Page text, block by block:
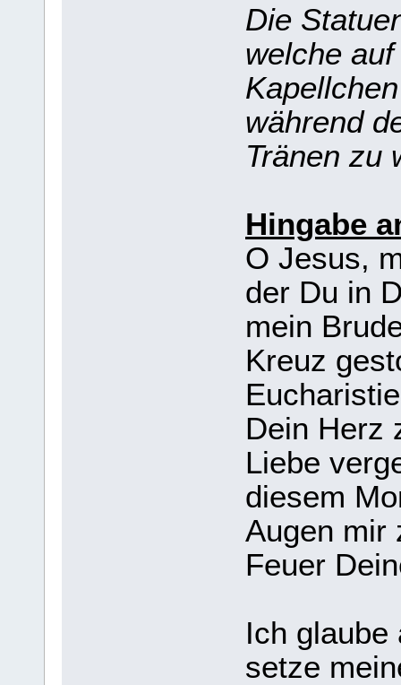
Die
welche
während
Tränen zu
Hingabe
O Jesus,
der Du in
mein
Kreuz
Dein Herz
Liebe
diesem
Augen mir
Feuer
Ich glaube
setze